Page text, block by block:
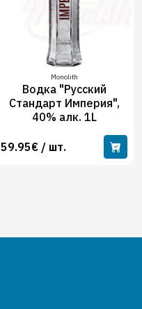
Monolith
Водка "Русский
Стандарт Империя",
40% алк. 1L
59.95€ / шт.